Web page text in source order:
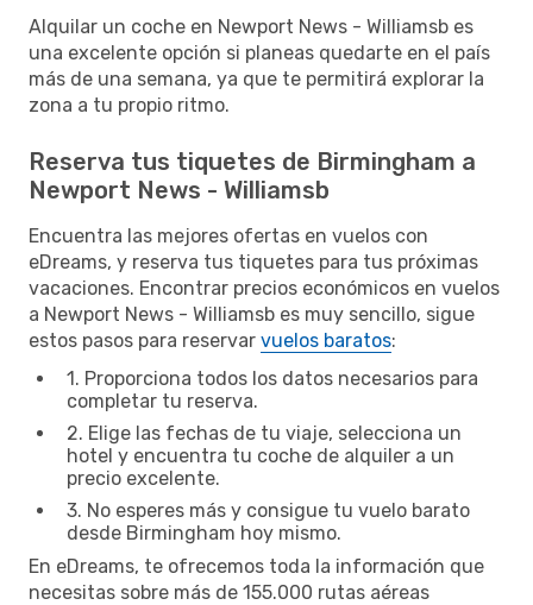
Alquilar un coche en Newport News - Williamsb es
una excelente opción si planeas quedarte en el país
más de una semana, ya que te permitirá explorar la
zona a tu propio ritmo.
Reserva tus tiquetes de Birmingham a
Newport News - Williamsb
Encuentra las mejores ofertas en vuelos con
eDreams, y reserva tus tiquetes para tus próximas
vacaciones. Encontrar precios económicos en vuelos
a Newport News - Williamsb es muy sencillo, sigue
estos pasos para reservar vuelos baratos:
1. Proporciona todos los datos necesarios para
completar tu reserva.
2. Elige las fechas de tu viaje, selecciona un
hotel y encuentra tu coche de alquiler a un
precio excelente.
3. No esperes más y consigue tu vuelo barato
desde Birmingham hoy mismo.
En eDreams, te ofrecemos toda la información que
necesitas sobre más de 155.000 rutas aéreas